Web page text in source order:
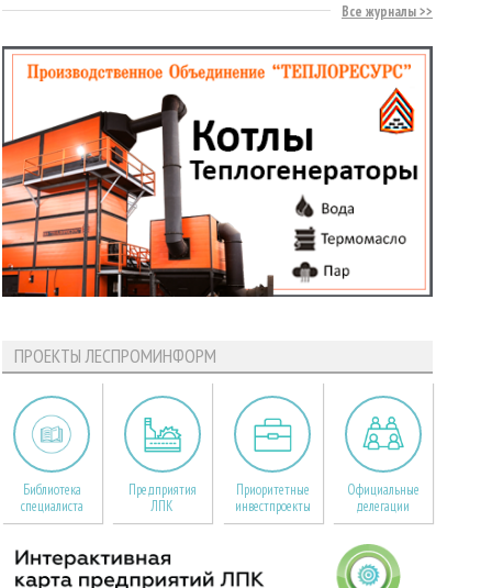
Все журналы
ПРОЕКТЫ ЛЕСПРОМИНФОРМ
Библиотека
специалиста
Предприятия
ЛПК
Приоритетные
инвестпроекты
Официальные
делегации